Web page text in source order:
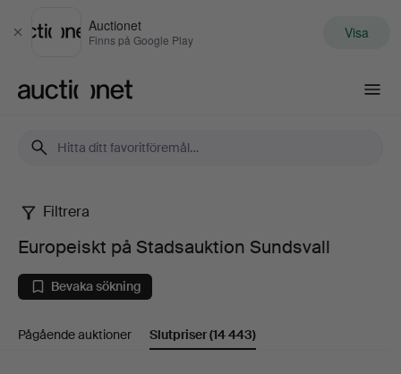
Stäng
Auctionet
Finns på Google Play Visa
Europeiskt
på
Stadsauktion
Sundsvall
Filtrera
Europeiskt på Stadsauktion Sundsvall
Bevaka sökning
Pågående auktioner Slutpriser(14 443)